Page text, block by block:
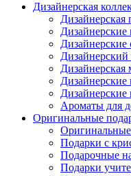
Дизайнерская
Дизайнерская
Дизайнерские
Дизайнерские
Дизайнерский
Дизайнерская
Ароматы для
Оригинальные
Подарки с
Подарочные
Подарки